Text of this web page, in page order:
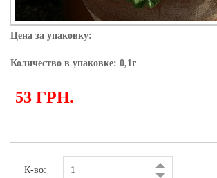
Цена за упаковку:
Количество в упаковке: 0,1г
53 ГРН.
К-во: